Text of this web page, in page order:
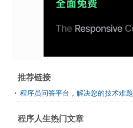
推荐链接
程序员问答平台，解决您的技术难题
程序人生热门文章